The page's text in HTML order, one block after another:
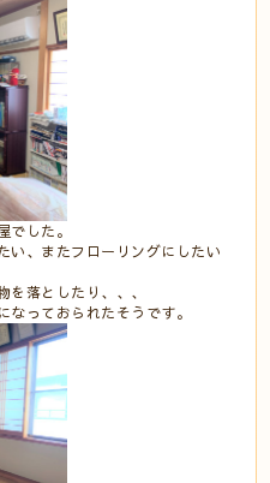
でした。
い、またフローリングにしたい
を落としたり、、、
っておられたそうです。